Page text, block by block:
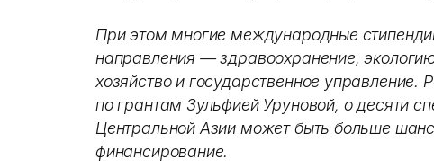
При этом многие международные
направления — здравоохранение,
хозяйство и государственное
по грантам Зульфией Уруновой, о десяти
Центральной Азии может быть больше
финансирование.